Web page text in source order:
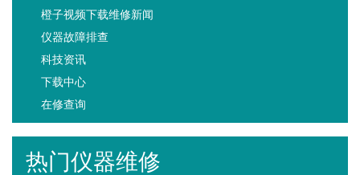
橙子视频下载维修新闻
仪器故障排查
科技资讯
下载中心
在修查询
热门仪器维修